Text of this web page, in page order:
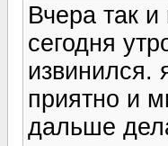
Вчера так
сегодня
извинился.
приятно и
дальше